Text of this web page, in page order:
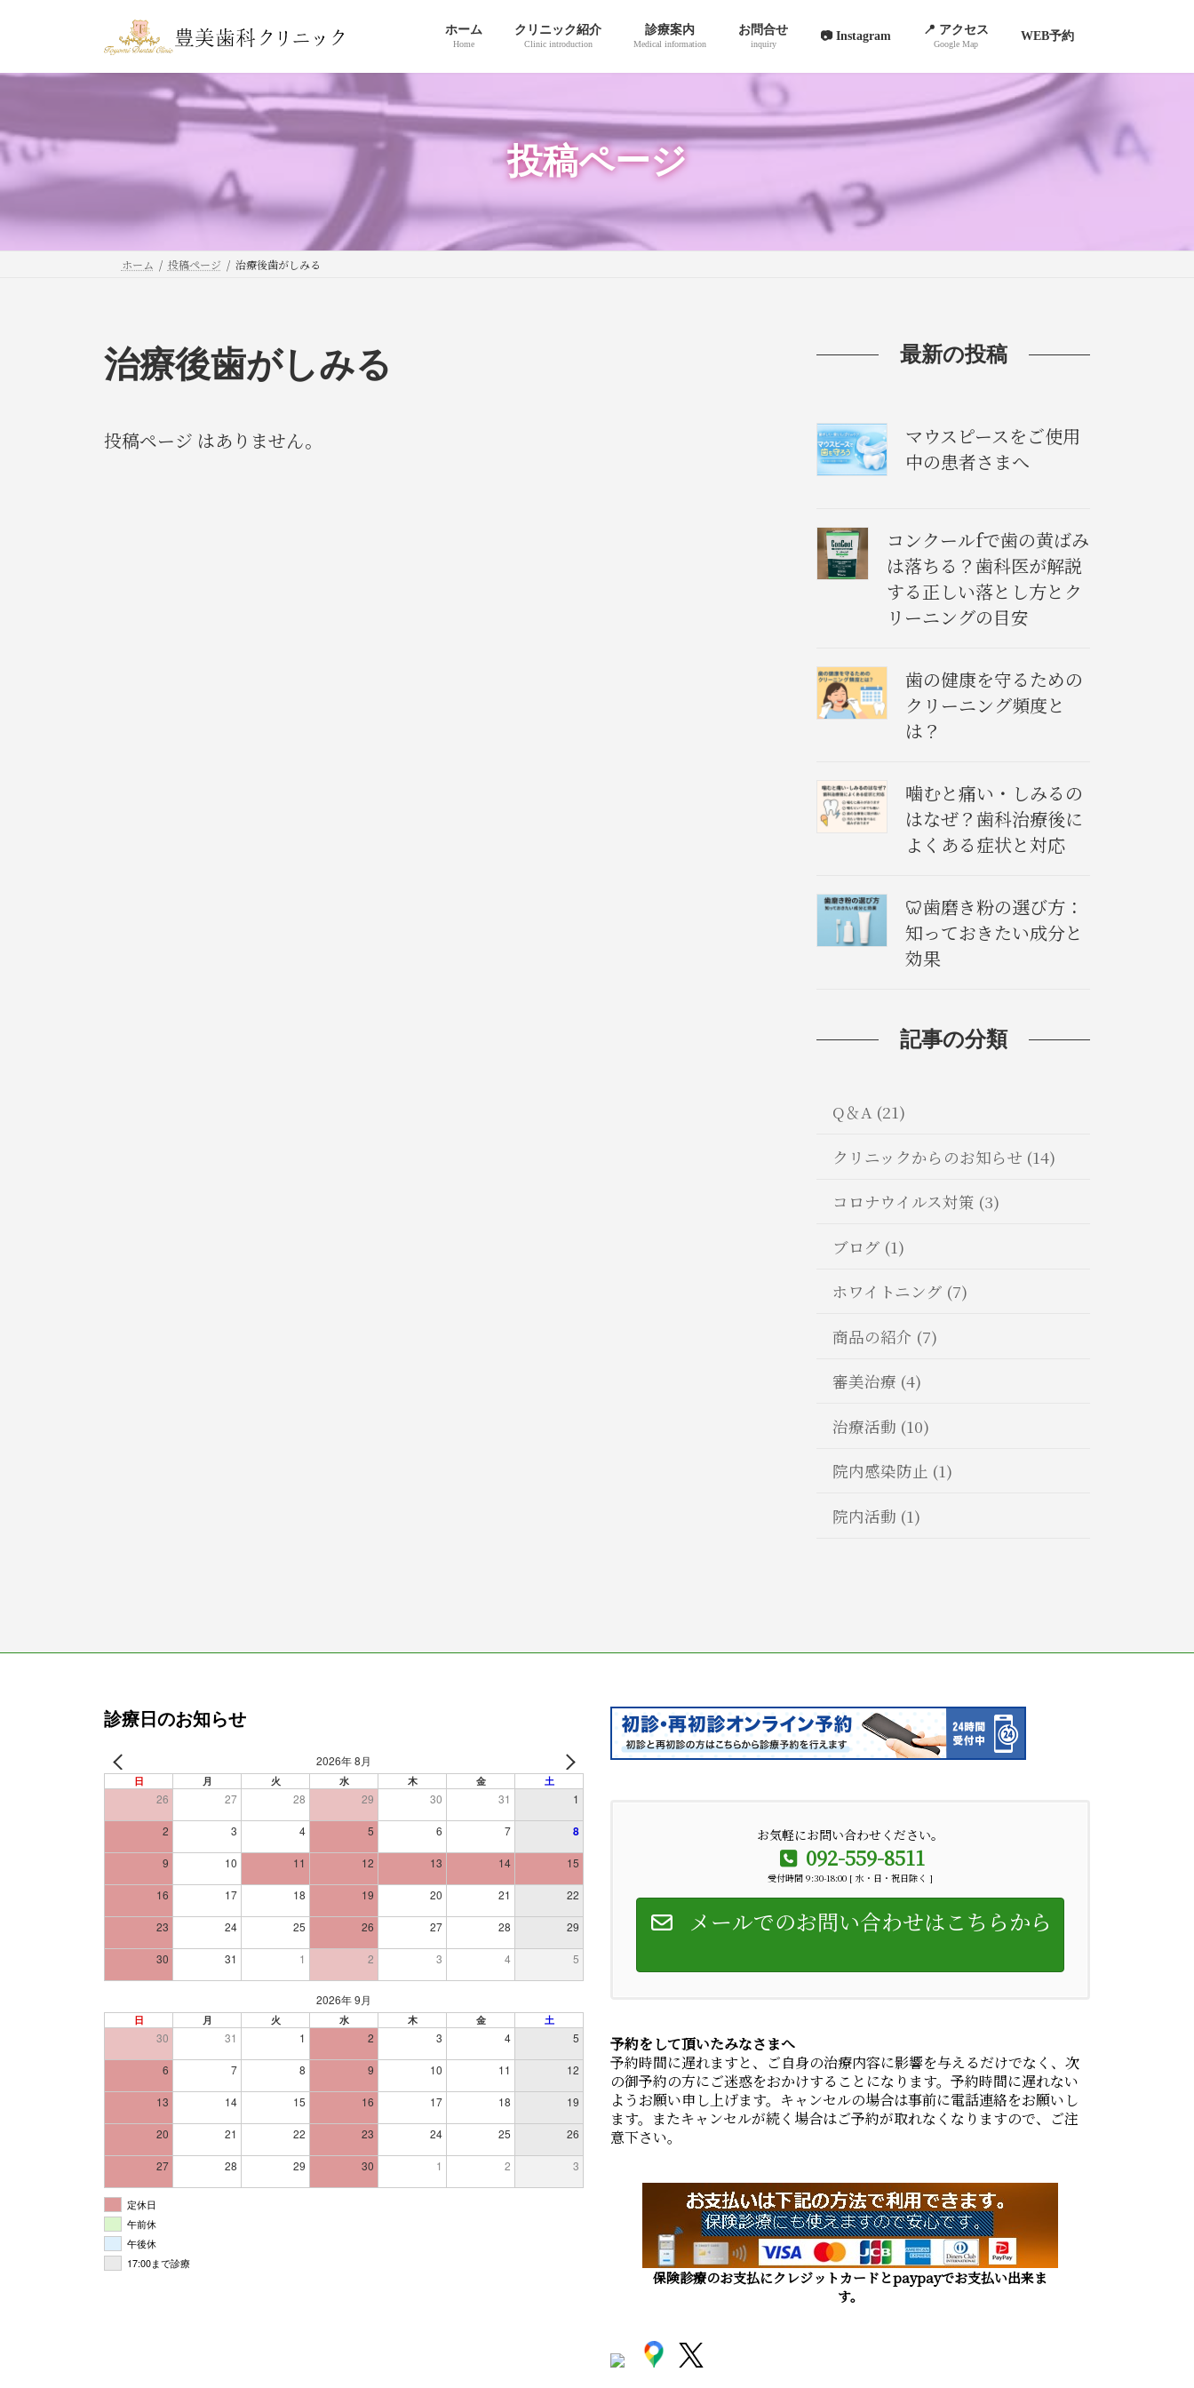
へ
ス
キ
ッ
プ
ョ
ン
に
移
動
ホーム
Home
クリニック紹介
Clinic introduction
診療案内
Medical information
お問合せ
inquiry
📷 Instagram 📍 アクセス
Google Map
WEB予約
投稿ページ
ホーム 投稿ページ 治療後歯がしみる
治療後歯がしみる
投稿ページ はありません。
最新の投稿
マウスピースをご使用
中の患者さまへ
コンクールfで歯の黄ばみ
は落ちる？歯科医が解説
する正しい落とし方とク
リーニングの目安
歯の健康を守るための
クリーニング頻度と
は？
噛むと痛い・しみるの
はなぜ？歯科治療後に
よくある症状と対応
🦷歯磨き粉の選び方：
知っておきたい成分と
効果
記事の分類
Q＆A (21)
クリニックからのお知らせ (14)
コロナウイルス対策 (3)
ブログ (1)
ホワイトニング (7)
商品の紹介 (7)
審美治療 (4)
治療活動 (10)
院内感染防止 (1)
院内活動 (1)
診療日のお知らせ
2026年 8月
日 月 火 水 木 金 土
26 27 28 29 30 31 1
2 3 4 5 6 7 8
9 10 11 12 13 14 15
16 17 18 19 20 21 22
23 24 25 26 27 28 29
30 31 1 2 3 4 5
2026年 9月
日 月 火 水 木 金 土
30 31 1 2 3 4 5
6 7 8 9 10 11 12
13 14 15 16 17 18 19
20 21 22 23 24 25 26
27 28 29 30 1 2 3
定休日
午前休
午後休
17:00まで診療
お気軽にお問い合わせください。
092-559-8511
受付時間 9:30-18:00 [ 水・日・祝日除く ]
メールでのお問い合わせはこちらから
予約をして頂いたみなさまへ
予約時間に遅れますと、ご自身の治療内容に影響を与えるだけでなく、次
の御予約の方にご迷惑をおかけすることになります。予約時間に遅れない
ようお願い申し上げます。キャンセルの場合は事前に電話連絡をお願いし
ます。またキャンセルが続く場合はご予約が取れなくなりますので、ご注
意下さい。
保険診療のお支払にクレジットカードとpaypayでお支払い出来ま
す。